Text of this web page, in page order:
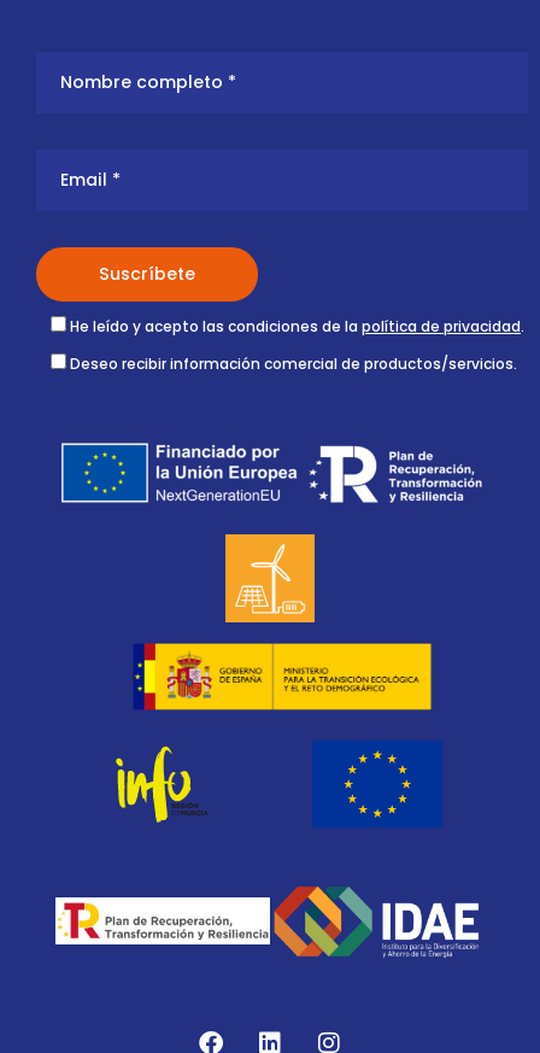
He leído y acepto las condiciones de la política de privacidad.
Deseo recibir información comercial de productos/servicios.